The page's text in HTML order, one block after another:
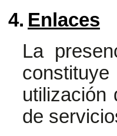
4. Enlaces
La
utilización
de